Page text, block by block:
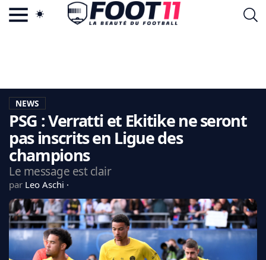
LA CHARTE
VIE PRIVÉE
CGU
CONTACTEZ-NOUS
CDM 2026
EDF
PSG
LIGUE 1
NEWS
PSG : Verratti et Ekitike ne seront
pas inscrits en Ligue des
champions
Le message est clair
par Leo Aschi